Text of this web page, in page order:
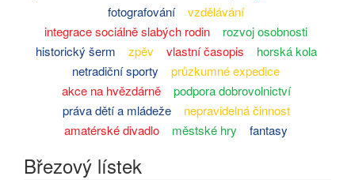
fotografování
vzdělávání
integrace sociálně slabých rodin
rozvoj osobnosti
historický šerm
zpěv vlastní časopis
horská kola
netradiční sporty
průzkumné expedice
akce na hvězdárně
podpora dobrovolnictví
práva dětí a mládeže
nepravidelná činnost
amatérské divadlo
městské hry fantasy
Březový lístek